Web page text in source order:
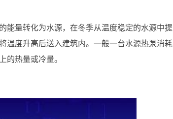
能量转化为水源，在冬季从温度稳定的水源中提
温度升高后送入建筑内。一般一台水源热泵消耗
的热量或冷量。